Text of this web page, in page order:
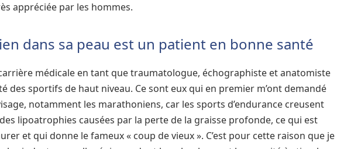
appréciée par les hommes.
dans sa peau est un patient en bonne santé
carrière médicale en tant que traumatologue, échographiste et anatomiste
des sportifs de haut niveau. Ce sont eux qui en premier m’ont demandé
notamment les marathoniens, car les sports d’endurance creusent
lipoatrophies causées par la perte de la graisse profonde, ce qui est
et qui donne le fameux « coup de vieux ». C’est pour cette raison que je